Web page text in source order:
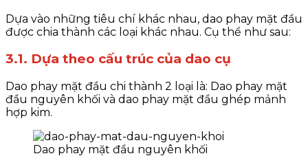
Dựa vào những tiêu chí khác nhau, dao phay mặt đầu
được chia thành các loại khác nhau. Cụ thể như sau:
3.1. Dựa theo cấu trúc của dao cụ
Dao phay mặt đầu chi thành 2 loại là: Dao phay mặt
đầu nguyên khối và dao phay mặt đầu ghép mảnh
hợp kim.
Dao phay mặt đầu nguyên khối